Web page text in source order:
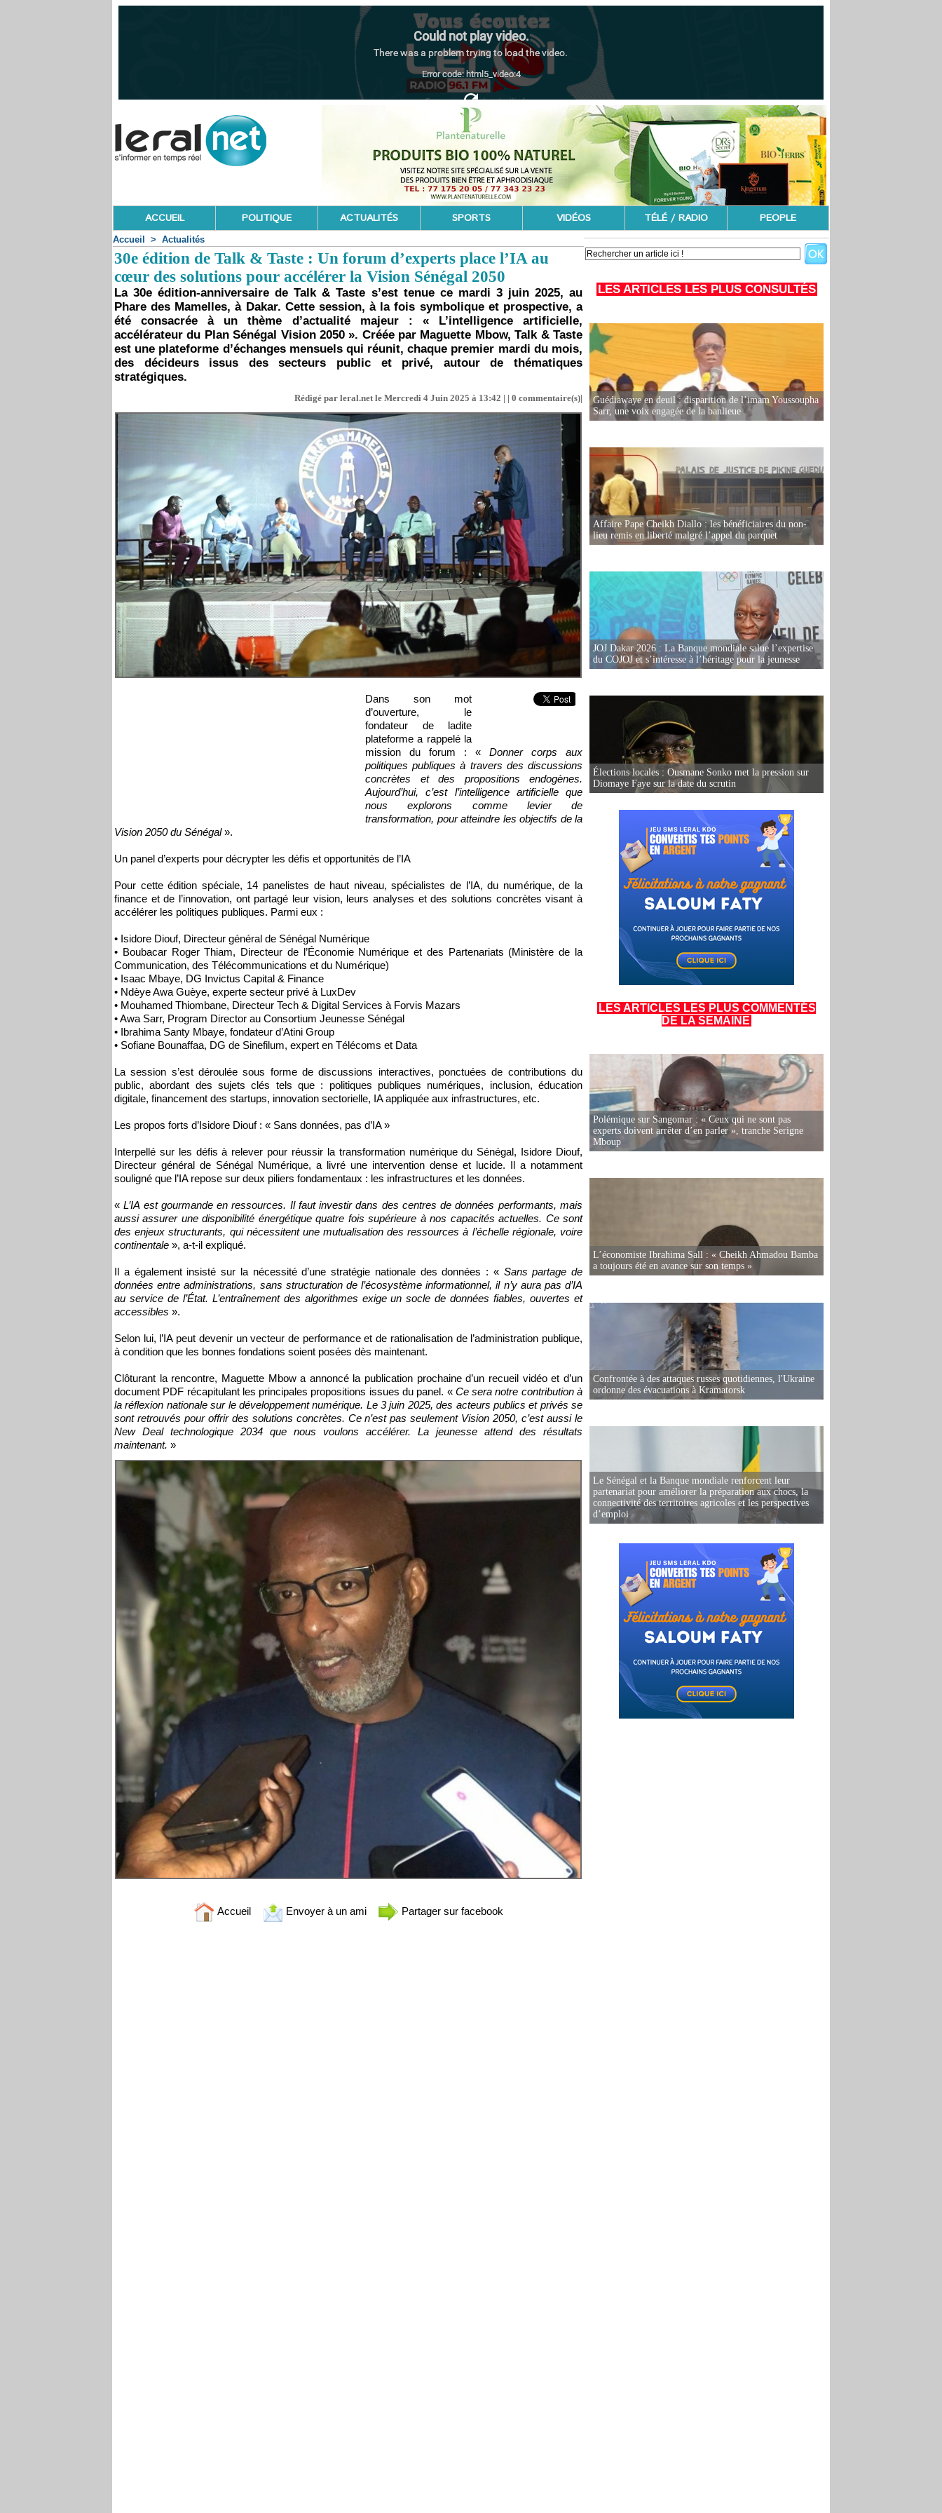
ACCUEIL POLITIQUE ACTUALITÉS SPORTS VIDÉOS TÉLÉ / RADIO PEOPLE
Accueil > Actualités
30e édition de Talk & Taste : Un forum d’experts place l’IA au
cœur des solutions pour accélérer la Vision Sénégal 2050
La 30e édition-anniversaire de Talk & Taste s’est tenue ce mardi 3 juin 2025, au
Phare des Mamelles, à Dakar. Cette session, à la fois symbolique et prospective, a
été consacrée à un thème d’actualité majeur : « L’intelligence artificielle,
accélérateur du Plan Sénégal Vision 2050 ». Créée par Maguette Mbow, Talk & Taste
est une plateforme d’échanges mensuels qui réunit, chaque premier mardi du mois,
des décideurs issus des secteurs public et privé, autour de thématiques
stratégiques.
Rédigé par leral.net le Mercredi 4 Juin 2025 à 13:42 | | 0 commentaire(s)|
Dans son mot
d’ouverture, le
fondateur de ladite
plateforme a rappelé la
mission du forum : « Donner corps aux
politiques publiques à travers des discussions
concrètes et des propositions endogènes.
Aujourd’hui, c’est l’intelligence artificielle que
nous explorons comme levier de
transformation, pour atteindre les objectifs de la
Vision 2050 du Sénégal».
Un panel d’experts pour décrypter les défis et opportunités de l’IA
Pour cette édition spéciale, 14 panelistes de haut niveau, spécialistes de l’IA, du numérique, de la
finance et de l’innovation, ont partagé leur vision, leurs analyses et des solutions concrètes visant à
accélérer les politiques publiques. Parmi eux :
• Isidore Diouf, Directeur général de Sénégal Numérique
• Boubacar Roger Thiam, Directeur de l’Économie Numérique et des Partenariats (Ministère de la
Communication, des Télécommunications et du Numérique)
• Isaac Mbaye, DG Invictus Capital & Finance
• Ndèye Awa Guèye, experte secteur privé à LuxDev
• Mouhamed Thiombane, Directeur Tech & Digital Services à Forvis Mazars
• Awa Sarr, Program Director au Consortium Jeunesse Sénégal
• Ibrahima Santy Mbaye, fondateur d’Atini Group
• Sofiane Bounaffaa, DG de Sinefilum, expert en Télécoms et Data
La session s’est déroulée sous forme de discussions interactives, ponctuées de contributions du
public, abordant des sujets clés tels que : politiques publiques numériques, inclusion, éducation
digitale, financement des startups, innovation sectorielle, IA appliquée aux infrastructures, etc.
Les propos forts d’Isidore Diouf : « Sans données, pas d’IA »
Interpellé sur les défis à relever pour réussir la transformation numérique du Sénégal, Isidore Diouf,
Directeur général de Sénégal Numérique, a livré une intervention dense et lucide. Il a notamment
souligné que l’IA repose sur deux piliers fondamentaux : les infrastructures et les données.
«L’IA est gourmande en ressources. Il faut investir dans des centres de données performants, mais
aussi assurer une disponibilité énergétique quatre fois supérieure à nos capacités actuelles. Ce sont
des enjeux structurants, qui nécessitent une mutualisation des ressources à l’échelle régionale, voire
continentale », a-t-il expliqué.
Il a également insisté sur la nécessité d’une stratégie nationale des données : « Sans partage de
données entre administrations, sans structuration de l’écosystème informationnel, il n’y aura pas d’IA
au service de l’État. L’entraînement des algorithmes exige un socle de données fiables, ouvertes et
accessibles ».
Selon lui, l’IA peut devenir un vecteur de performance et de rationalisation de l’administration publique,
à condition que les bonnes fondations soient posées dès maintenant.
Clôturant la rencontre, Maguette Mbow a annoncé la publication prochaine d’un recueil vidéo et d’un
document PDF récapitulant les principales propositions issues du panel. « Ce sera notre contribution à
la réflexion nationale sur le développement numérique. Le 3 juin 2025, des acteurs publics et privés se
sont retrouvés pour offrir des solutions concrètes. Ce n’est pas seulement Vision 2050, c’est aussi le
New Deal technologique 2034 que nous voulons accélérer. La jeunesse attend des résultats
maintenant. »
Accueil Envoyer à un ami Partager sur facebook
LES ARTICLES LES PLUS CONSULTÉS
Guédiawaye en deuil : disparition de l’imam Youssoupha
Sarr, une voix engagée de la banlieue
Affaire Pape Cheikh Diallo : les bénéficiaires du non-
lieu remis en liberté malgré l’appel du parquet
JOJ Dakar 2026 : La Banque mondiale salue l’expertise
du COJOJ et s’intéresse à l’héritage pour la jeunesse
Élections locales : Ousmane Sonko met la pression sur
Diomaye Faye sur la date du scrutin
LES ARTICLES LES PLUS COMMENTÉS
DE LA SEMAINE
Polémique sur Sangomar : « Ceux qui ne sont pas
experts doivent arrêter d’en parler », tranche Serigne
Mboup
L’économiste Ibrahima Sall : « Cheikh Ahmadou Bamba
a toujours été en avance sur son temps »
Confrontée à des attaques russes quotidiennes, l'Ukraine
ordonne des évacuations à Kramatorsk
Le Sénégal et la Banque mondiale renforcent leur
partenariat pour améliorer la préparation aux chocs, la
connectivité des territoires agricoles et les perspectives
d’emploi